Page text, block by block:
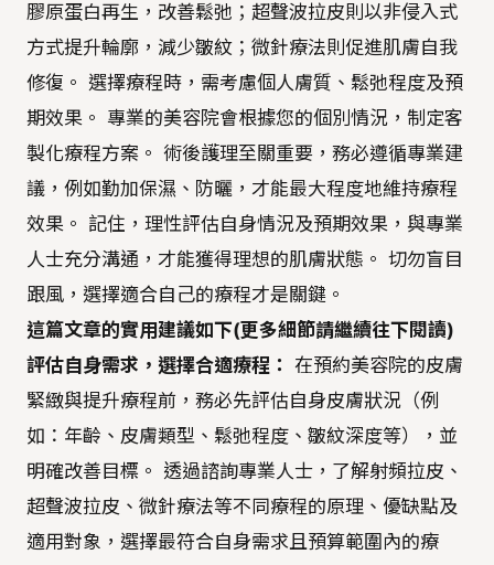
膠原蛋白再生，改善鬆弛；超聲波拉皮則以非侵入式
方式提升輪廓，減少皺紋；微針療法則促進肌膚自我
修復。 選擇療程時，需考慮個人膚質、鬆弛程度及預
期效果。 專業的美容院會根據您的個別情況，制定客
製化療程方案。 術後護理至關重要，務必遵循專業建
議，例如勤加保濕、防曬，才能最大程度地維持療程
效果。 記住，理性評估自身情況及預期效果，與專業
人士充分溝通，才能獲得理想的肌膚狀態。 切勿盲目
跟風，選擇適合自己的療程才是關鍵。
這篇文章的實用建議如下(更多細節請繼續往下閱讀)
評估自身需求，選擇合適療程： 在預約美容院的皮膚
緊緻與提升療程前，務必先評估自身皮膚狀況（例
如：年齡、皮膚類型、鬆弛程度、皺紋深度等），並
明確改善目標。 透過諮詢專業人士，了解射頻拉皮、
超聲波拉皮、微針療法等不同療程的原理、優缺點及
適用對象，選擇最符合自身需求且預算範圍內的療